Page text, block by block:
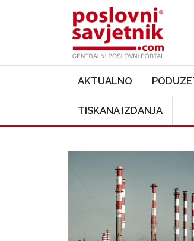
AKTUALNO
TISKANA IZDANJA